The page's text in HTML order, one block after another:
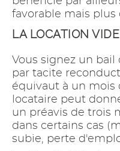
favorable mais plus
LA LOCATION VIDE
Vous signez un bail
par tacite
équivaut à un mois
locataire peut
un préavis de trois
dans certains cas
subie, perte